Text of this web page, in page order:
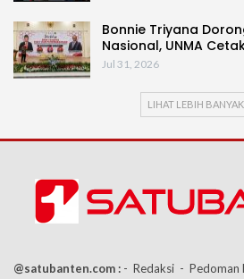
Bonnie Triyana
Nasional, UNMA
Jul 31, 2026
LIHAT LEBIH BANYAK
@satubanten.com : - Redaksi - Pedoman